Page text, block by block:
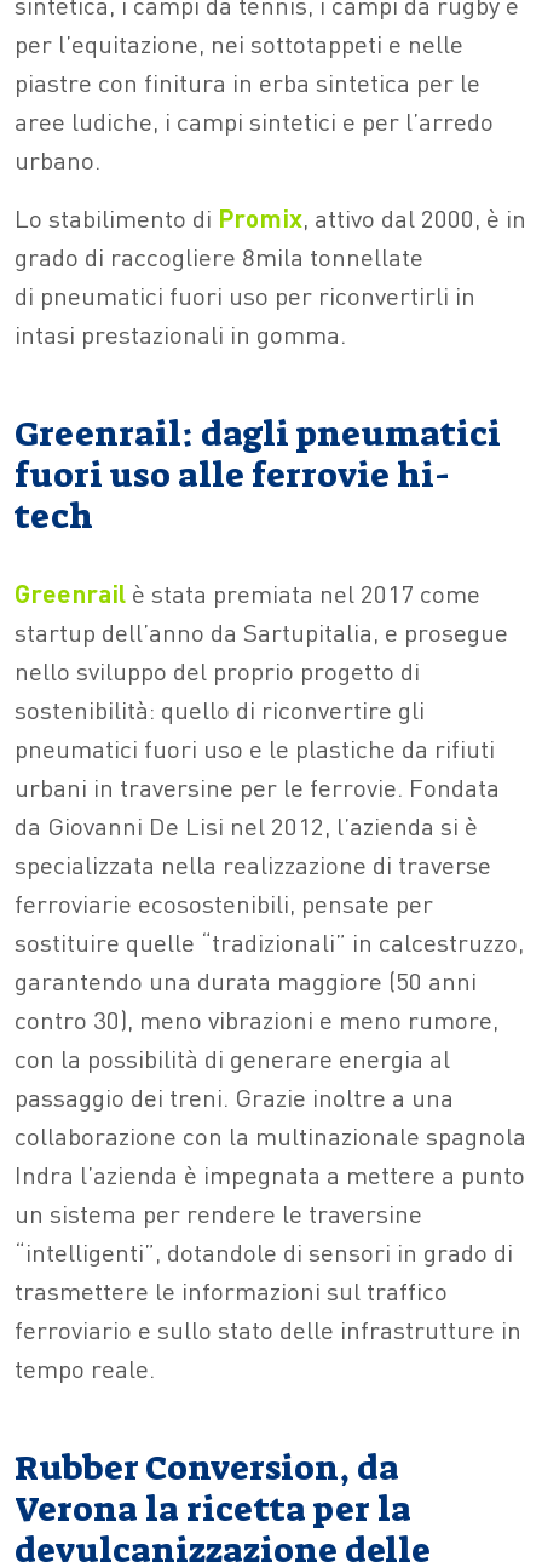
per l’equitazione, nei sottotappeti e nelle
piastre con finitura in erba sintetica per le
aree ludiche, i campi sintetici e per l’arredo
urbano.
Lo stabilimento di Promix, attivo dal 2000, è in
grado di raccogliere 8mila tonnellate
di pneumatici fuori uso per riconvertirli in
intasi prestazionali in gomma.
Greenrail: dagli pneumatici
fuori uso alle ferrovie hi-
tech
Greenrail è stata premiata nel 2017 come
startup dell’anno da Sartupitalia, e prosegue
nello sviluppo del proprio progetto di
sostenibilità: quello di riconvertire gli
pneumatici fuori uso e le plastiche da rifiuti
urbani in traversine per le ferrovie. Fondata
da Giovanni De Lisi nel 2012, l’azienda si è
specializzata nella realizzazione di traverse
ferroviarie ecosostenibili, pensate per
sostituire quelle “tradizionali” in calcestruzzo,
garantendo una durata maggiore (50 anni
contro 30), meno vibrazioni e meno rumore,
con la possibilità di generare energia al
passaggio dei treni. Grazie inoltre a una
collaborazione con la multinazionale spagnola
Indra l’azienda è impegnata a mettere a punto
un sistema per rendere le traversine
“intelligenti”, dotandole di sensori in grado di
trasmettere le informazioni sul traffico
ferroviario e sullo stato delle infrastrutture in
tempo reale.
Rubber Conversion, da
Verona la ricetta per la
devulcanizzazione delle